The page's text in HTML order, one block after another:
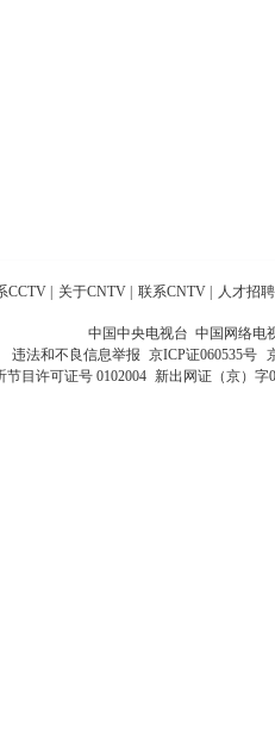
CCTV 关于CNTV 联系CNTV 人才招聘
中国中央电视台 中国网络电
违法和不良信息举报 京ICP证060535号
节目许可证号 0102004 新出网证（京）